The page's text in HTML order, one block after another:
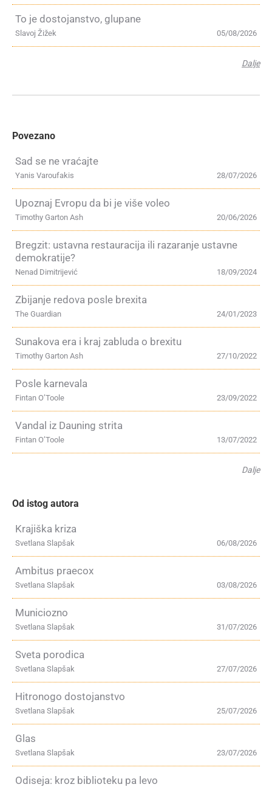
To je dostojanstvo, glupane
05/08/2026
Slavoj Žižek
Dalje
Povezano
Sad se ne vraćajte
28/07/2026
Yanis Varoufakis
Upoznaj Evropu da bi je više voleo
20/06/2026
Timothy Garton Ash
Bregzit: ustavna restauracija ili razaranje ustavne
demokratije?
18/09/2024
Nenad Dimitrijević
Zbijanje redova posle brexita
24/01/2023
The Guardian
Sunakova era i kraj zabluda o brexitu
27/10/2022
Timothy Garton Ash
Posle karnevala
23/09/2022
Fintan O’Toole
Vandal iz Dauning strita
13/07/2022
Fintan O’Toole
Dalje
Od istog autora
Krajiška kriza
06/08/2026
Svetlana Slapšak
Ambitus praecox
03/08/2026
Svetlana Slapšak
Municiozno
31/07/2026
Svetlana Slapšak
Sveta porodica
27/07/2026
Svetlana Slapšak
Hitronogo dostojanstvo
25/07/2026
Svetlana Slapšak
Glas
23/07/2026
Svetlana Slapšak
Odiseja: kroz biblioteku pa levo